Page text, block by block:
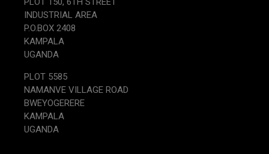
INDUSTRIAL AREA
P.O.BOX 2408
KAMPALA
UGANDA
PLOT 5585
NAMANVE VILLAGE ROAD
BWEYOGERERE
KAMPALA
UGANDA